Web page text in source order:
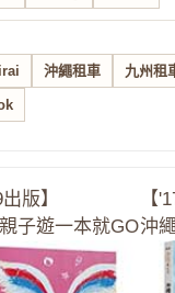
沖繩租車 九州租
出版】
子遊一本就GO
【
沖